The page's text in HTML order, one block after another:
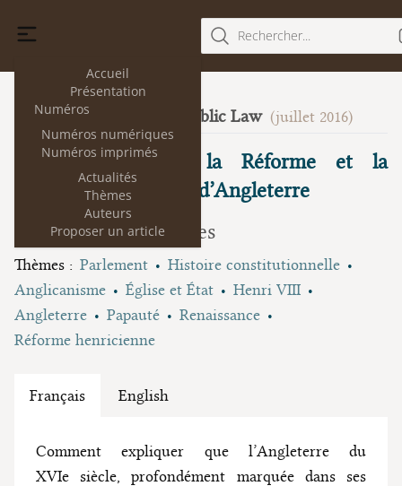
Accueil
Présentation
Numéros
Numéros numériques
Numéros imprimés
Actualités
Thèmes
Auteurs
Proposer un article
Rechercher...
16 Foundations of Public Law (juillet 2016)
Le Parlement de la Réforme et la
naissance de l’Église d’Angleterre
Cécile Guérin-Bargues
Thèmes : Parlement
Histoire constitutionnelle
Anglicanisme
Église et État
Henri VIII
Angleterre
Papauté
Renaissance
Réforme henricienne
Français English
Comment expliquer que l’Angleterre du
XVIe siècle, profondément marquée dans ses